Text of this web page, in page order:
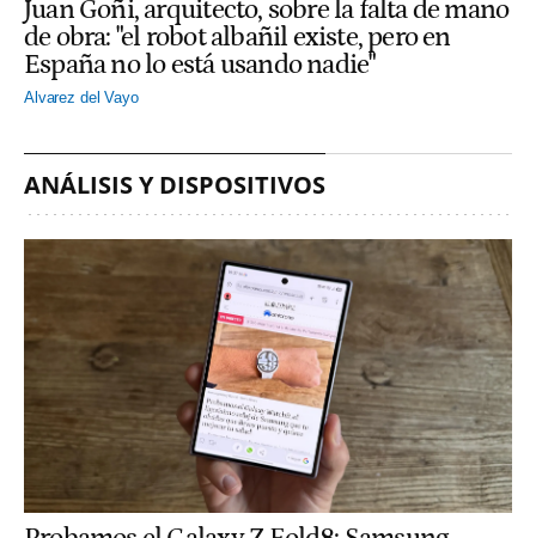
Juan Goñi, arquitecto, sobre la falta de mano
de obra: "el robot albañil existe, pero en
España no lo está usando nadie"
Alvarez del Vayo
ANÁLISIS Y DISPOSITIVOS